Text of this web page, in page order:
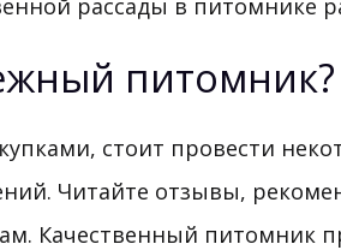
питомник?
стоит провести
Читайте отзывы,
Качественный питомник